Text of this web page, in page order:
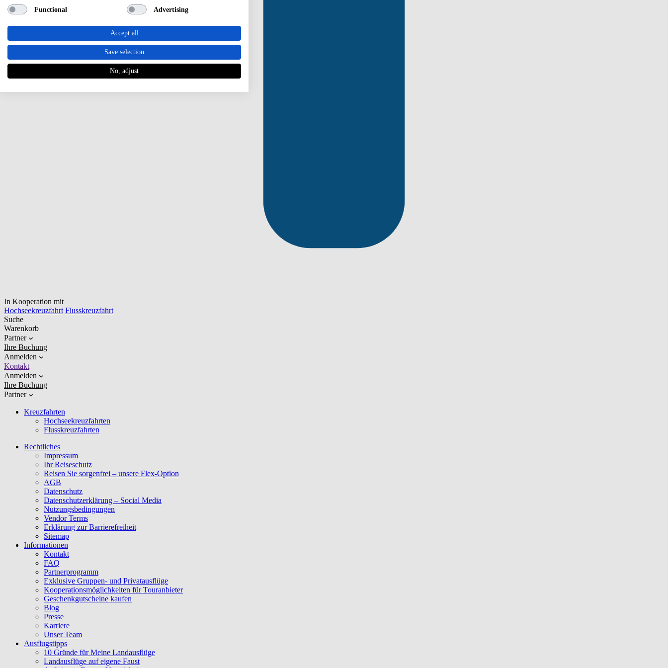
In Kooperation mit
Hochseekreuzfahrt Flusskreuzfahrt
Suche
Warenkorb
Partner
Ihre Buchung
Anmelden
Kontakt
Anmelden
Ihre Buchung
Partner
Kreuzfahrten
Hochseekreuzfahrten
Flusskreuzfahrten
Rechtliches
Impressum
Ihr Reiseschutz
Reisen Sie sorgenfrei – unsere Flex-Option
AGB
Datenschutz
Datenschutzerklärung – Social Media
Nutzungsbedingungen
Vendor Terms
Erklärung zur Barrierefreiheit
Sitemap
Informationen
Kontakt
FAQ
Partnerprogramm
Exklusive Gruppen- und Privatausflüge
Kooperationsmöglichkeiten für Touranbieter
Geschenkgutscheine kaufen
Blog
Presse
Karriere
Unser Team
Ausflugstipps
10 Gründe für Meine Landausflüge
Landausflüge auf eigene Faust
Functional Advertising
Accept all
Save selection
No, adjust